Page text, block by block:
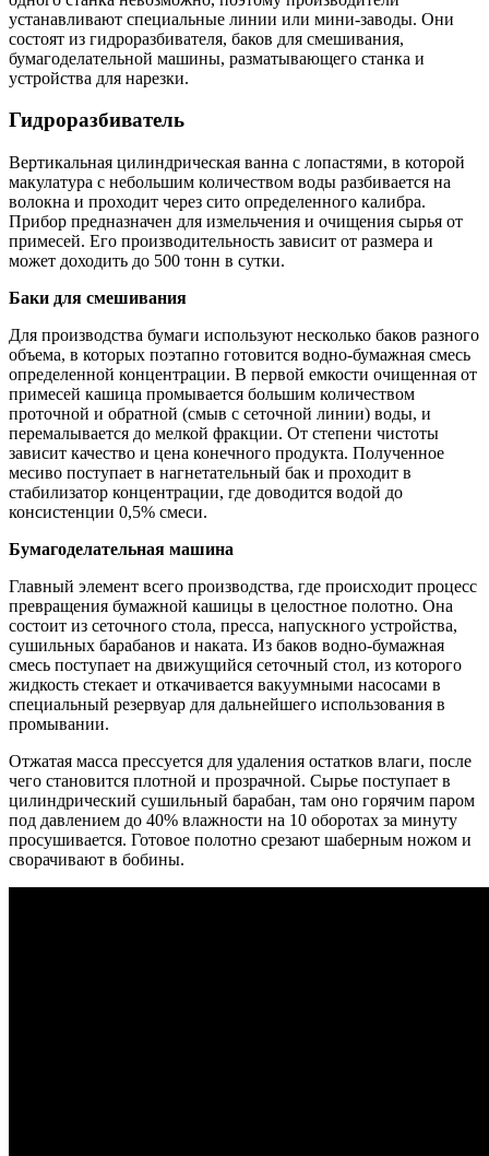
устанавливают специальные линии или мини-заводы. Они
состоят из гидроразбивателя, баков для смешивания,
бумагоделательной машины, разматывающего станка и
устройства для нарезки.
Гидроразбиватель
Вертикальная цилиндрическая ванна с лопастями, в которой
макулатура с небольшим количеством воды разбивается на
волокна и проходит через сито определенного калибра.
Прибор предназначен для измельчения и очищения сырья от
примесей. Его производительность зависит от размера и
может доходить до 500 тонн в сутки.
Баки для смешивания
Для производства бумаги используют несколько баков разного
объема, в которых поэтапно готовится водно-бумажная смесь
определенной концентрации. В первой емкости очищенная от
примесей кашица промывается большим количеством
проточной и обратной (смыв с сеточной линии) воды, и
перемалывается до мелкой фракции. От степени чистоты
зависит качество и цена конечного продукта. Полученное
месиво поступает в нагнетательный бак и проходит в
стабилизатор концентрации, где доводится водой до
консистенции 0,5% смеси.
Бумагоделательная машина
Главный элемент всего производства, где происходит процесс
превращения бумажной кашицы в целостное полотно. Она
состоит из сеточного стола, пресса, напускного устройства,
сушильных барабанов и наката. Из баков водно-бумажная
смесь поступает на движущийся сеточный стол, из которого
жидкость стекает и откачивается вакуумными насосами в
специальный резервуар для дальнейшего использования в
промывании.
Отжатая масса прессуется для удаления остатков влаги, после
чего становится плотной и прозрачной. Cырье поступает в
цилиндрический сушильный барабан, там оно горячим паром
под давлением до 40% влажности на 10 оборотах за минуту
просушивается. Готовое полотно срезают шаберным ножом и
сворачивают в бобины.